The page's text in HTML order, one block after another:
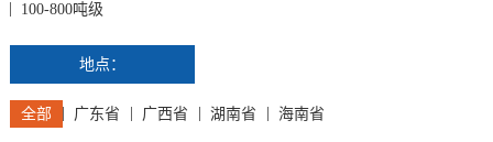
100-800吨级
地点：
全部 广东省 广西省 湖南省 海南省